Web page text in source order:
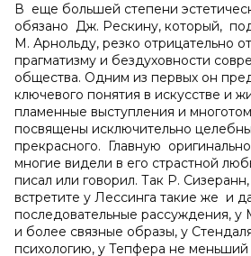
В еще большей степени
обязано Дж. Рескину, который,
М. Арнольду, резко отрицательно
прагматизму и бездуховности
общества. Одним из первых он
ключевого понятия в искусстве и
пламенные выступления и
посвящены исключительно
прекрасного. Главную
многие видели в его страстной
писал или говорил. Так Р.
встретите у Лессинга такие же и
последовательные рассуждения,
и более связные образы, у
психологию, у Тепфера не